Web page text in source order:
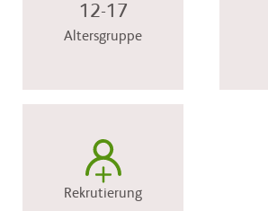
12-17
Altersgruppe
Rekrutierung